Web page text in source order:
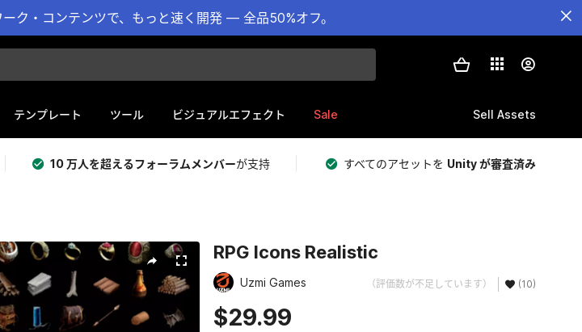
ク・コンテンツで、もっと速く開発 — 全品50%オフ。
テンプレート ツール ビジュアルエフェクト Sale Sell Assets
10 万人を超えるフォーラムメンバーが支持 すべてのアセットを Unity が審査済み
RPG Icons Realistic
Uzmi Games （評価数が不足しています） (10)
$29.99